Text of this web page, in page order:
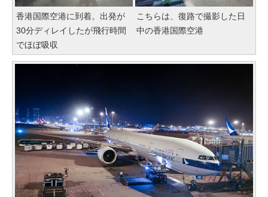
香港国際空港に到着。出発が
30分ディレイしたが飛行時間
でほぼ吸収
こちらは、復路で撮影した日
中の香港国際空港